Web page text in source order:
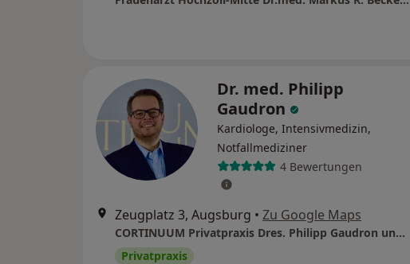
Dr. med. Philipp
Gaudron
Kardiologe, Intensivmedizin,
Notfallmediziner
4 Bewertungen
Zeugplatz 3, Augsburg • Zu Google Maps
CORTINUUM Privatpraxis Dres. Philipp Gaudron und Maximilian Rieger
Privatpraxis